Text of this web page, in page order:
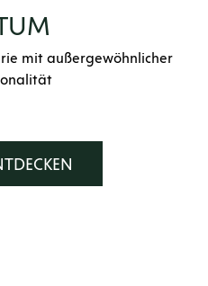
mit außergewöhnlicher